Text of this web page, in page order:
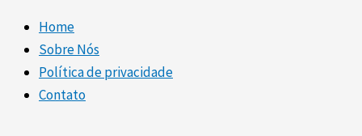
Home
Sobre Nós
Política de privacidade
Contato